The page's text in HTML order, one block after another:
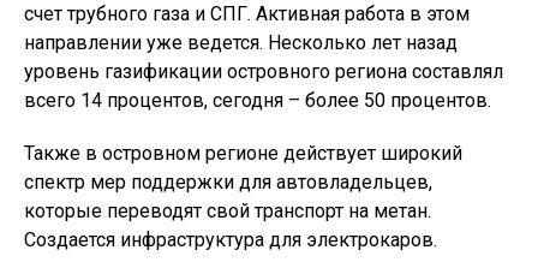
счет трубного газа и СПГ. Активная работа в этом
направлении уже ведется. Несколько лет назад
уровень газификации островного региона составлял
всего 14 процентов, сегодня – более 50 процентов.
Также в островном регионе действует широкий
спектр мер поддержки для автовладельцев,
которые переводят свой транспорт на метан.
Создается инфраструктура для электрокаров.